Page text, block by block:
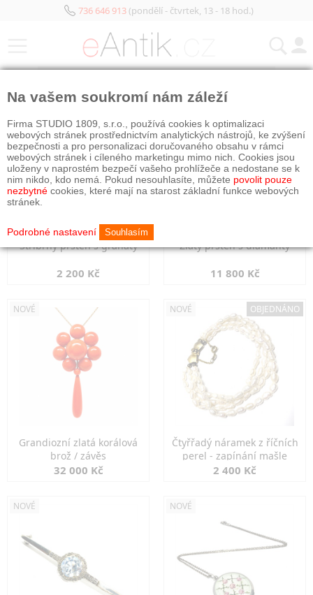
736 646 913(pondělí - čtvrtek, 13 - 18 hod.)
Stříbrný prsten s granáty
2 200 Kč
Zlatý prsten s diamanty
11 800 Kč
NOVÉ
Grandiozní zlatá korálová
brož / závěs
32 000 Kč
NOVÉ OBJEDNÁNO
Čtyřřadý náramek z říčních
perel - zapínání mašle
2 400 Kč
NOVÉ NOVÉ
Na vašem soukromí nám záleží
Firma STUDIO 1809, s.r.o., používá cookies k optimalizaci
webových stránek prostřednictvím analytických nástrojů, ke zvýšení
bezpečnosti a pro personalizaci doručovaného obsahu v rámci
webových stránek i cíleného marketingu mimo nich. Cookies jsou
uloženy v naprostém bezpečí vašeho prohlížeče a nedostane se k
nim nikdo, kdo nemá. Pokud nesouhlasíte, můžete povolit pouze
nezbytné cookies, které mají na starost základní funkce webových
stránek.
Podrobné nastavení Souhlasím